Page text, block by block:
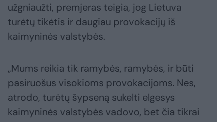
užgniaužti, premjeras teigia, jog Lietuva
turėtų tikėtis ir daugiau provokacijų iš
kaimyninės valstybės.
„Mums reikia tik ramybės, ramybės, ir būti
pasiruošus visokioms provokacijoms. Nes,
atrodo, turėtų šypseną sukelti elgesys
kaimyninės valstybės vadovo, bet čia tikrai